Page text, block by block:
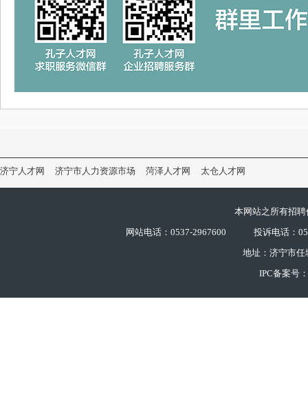
济宁人才网 济宁市人力资源市场 菏泽人才网 太仓人才网
本网站之所有招
网站电话：0537-2967600
投诉电话：
地址：济宁市任
IPC备案号